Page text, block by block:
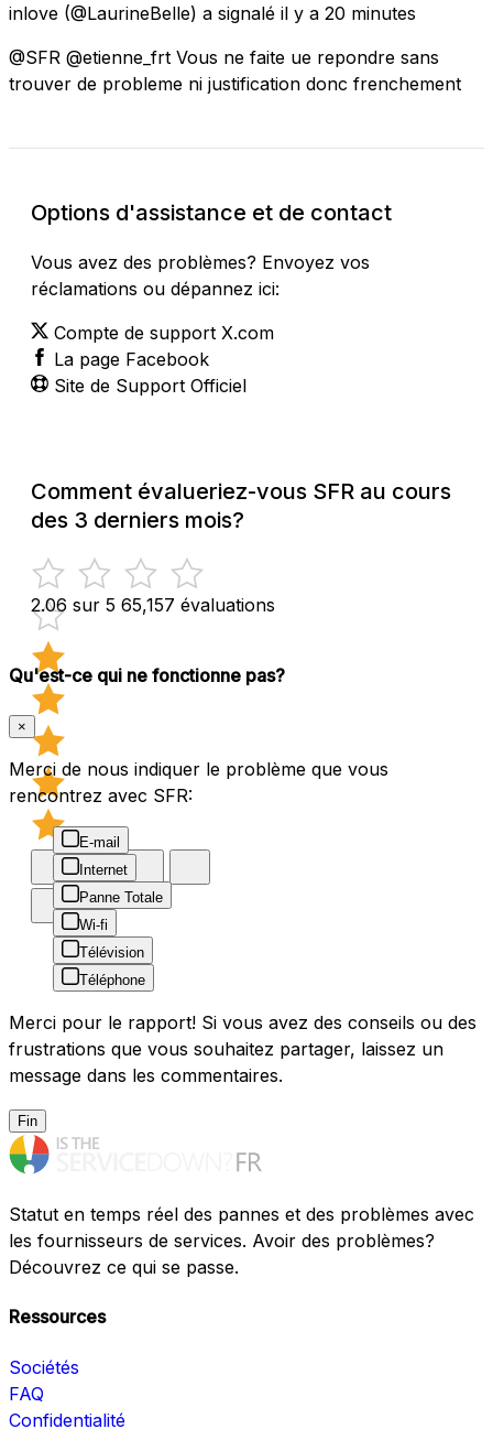
inlove (@LaurineBelle) a signalé il y a 20 minutes
@SFR @etienne_frt Vous ne faite ue repondre sans
trouver de probleme ni justification donc frenchement
Options d'assistance et de contact
Vous avez des problèmes? Envoyez vos
réclamations ou dépannez ici:
Compte de support X.com
La page Facebook
Site de Support Officiel
Comment évalueriez-vous SFR au cours
des 3 derniers mois?
2.06 sur 5 65,157 évaluations
Qu'est-ce qui ne fonctionne pas?
×
Merci de nous indiquer le problème que vous
rencontrez avec SFR:
E-mail
Internet
Panne Totale
Wi-fi
Télévision
Téléphone
Merci pour le rapport! Si vous avez des conseils ou des
frustrations que vous souhaitez partager, laissez un
message dans les commentaires.
Fin
Statut en temps réel des pannes et des problèmes avec
les fournisseurs de services. Avoir des problèmes?
Découvrez ce qui se passe.
Ressources
Sociétés
FAQ
Confidentialité